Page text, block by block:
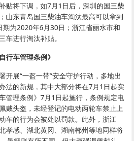
将下调，如7月1日后，深圳的国三柴
山东青岛国三柴油车淘汰最高可以拿到
为2020年6月30日；浙江省丽水市和
车进行淘汰补贴。
行车管理条例》
展“一盔一带”安全守护行动，多地出
法的新规，其中大部分将在7月1日起实
管理条例》7月1日起施行，条例规定电
戴头盔，未经登记的电动两轮车禁止上
车的行为会被处以罚款。此外，浙江
孝感、湖北黄冈、湖南郴州等地同样将